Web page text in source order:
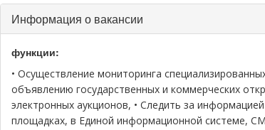
Скрыть
Информация о вакансии
функции:
• Осуществление мониторинга
объявлению государственных и коммерческих
электронных аукционов, • Следить за
площадках, в Единой информационной системе,